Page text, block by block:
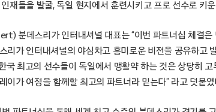
재들을 발굴, 독일 현지에서 훈련시키고 프로 선수로 키
분데스리가 인터내셔널 대표는 “이번 파트너십 체결은
리가 인터내셔널의 야심차고 흥미로운 비전을 공유하고
국 최고의 선수들이 독일에서 맹활약 하는 것은 상당히
이가 여정을 함께할 최고의 파트너라 믿는다” 라고 덧붙였